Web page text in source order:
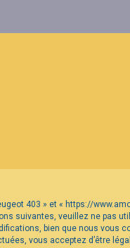
403 » et « https://
suivantes, veuillez ne pas
bien que nous vous
vous acceptez d’être